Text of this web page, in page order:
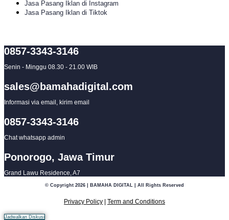
Jasa Pasang Iklan di Instagram
Jasa Pasang Iklan di Tiktok
0857-3343-3146
Senin - Minggu 08.30 - 21.00 WIB
sales@bamahadigital.com
Informasi via email, kirim email
0857-3343-3146
Chat whatsapp admin
Ponorogo, Jawa Timur
Grand Lawu Residence, A7
© Copyright 2026 | BAMAHA DIGITAL | All Rights Reserved
Privacy Policy | Term and Conditions
Jadwalkan Diskusi